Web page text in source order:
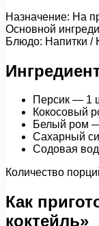
Назначение: На
Основной
Блюдо: Напитки /
Персик — 1
Кокосовый
Белый ром
Сахарный
Содовая
Количество
Как
коктейль»